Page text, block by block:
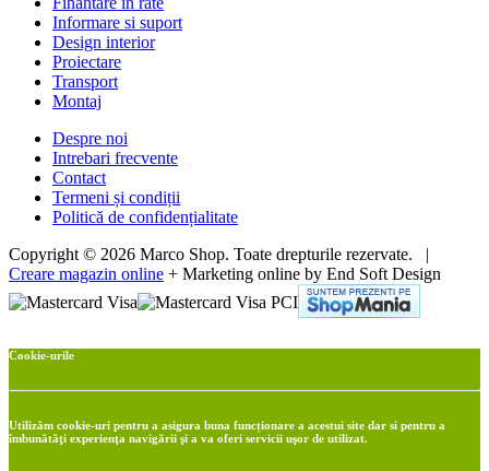
Informare si suport
Design interior
Proiectare
Transport
Montaj
Despre noi
Intrebari frecvente
Contact
Termeni și condiții
Politică de confidențialitate
Copyright © 2026 Marco Shop. Toate drepturile rezervate. |
Creare magazin online + Marketing online by End Soft Design
Cookie-urile
Utilizăm cookie-uri pentru a asigura buna funcționare a acestui site dar si pentru a
îmbunătăţi experienţa navigării şi a va oferi servicii uşor de utilizat.